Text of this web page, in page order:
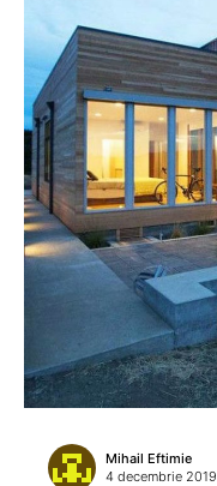
Mihail Eftimie
4 decembrie 2019